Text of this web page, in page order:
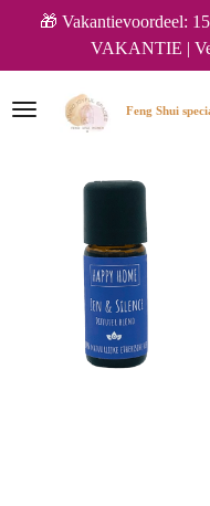
naar
de
hoofdinhoud
🎁 Vakantievoordeel:
VAKANTIE |